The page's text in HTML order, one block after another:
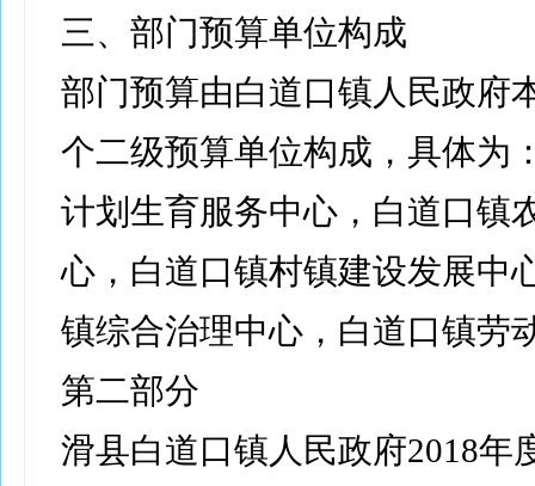
三、部门预算单位构成
部门预算由白道口镇人民政府
个二级预算单位构成，具体为
计划生育服务中心，白道口镇
心，白道口镇村镇建设发展中
镇综合治理中心，白道口镇劳
第二部分
滑县白道口镇人民政府2018年